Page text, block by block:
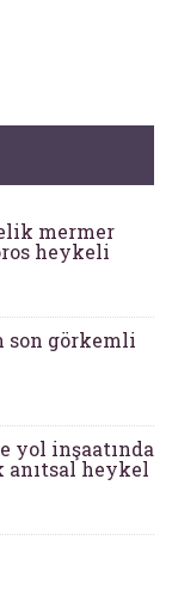
mermer
heykeli
görkemli
yol inşaatında
anıtsal heykel